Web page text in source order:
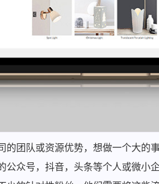
的团队或资源优势，想做一个大的
公众号，抖音，头条等个人或微小